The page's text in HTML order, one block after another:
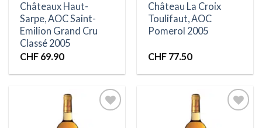
Châteaux Haut-
Sarpe, AOC Saint-
Emilion Grand Cru
Classé 2005
CHF 69.90
Château La Croix
Toulifaut, AOC
Pomerol 2005
CHF 77.50